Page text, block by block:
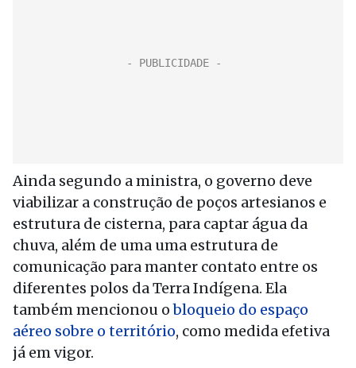
Ainda segundo a ministra, o governo deve
viabilizar a construção de poços artesianos e
estrutura de cisterna, para captar água da
chuva, além de uma uma estrutura de
comunicação para manter contato entre os
diferentes polos da Terra Indígena. Ela
também mencionou obloqueio do espaço
aéreo sobre o território, como medida efetiva
já em vigor.